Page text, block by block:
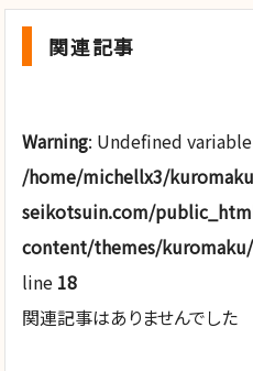
関連記事
Warning: Undefined
/home/michellx3/
seikotsuin.com/
content/themes/
line 18
関連記事はありませんでした